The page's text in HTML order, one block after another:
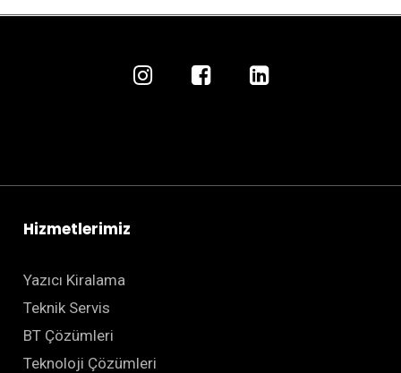
Hizmetlerimiz
Yazıcı Kiralama
Teknik Servis
BT Çözümleri
Teknoloji Çözümleri